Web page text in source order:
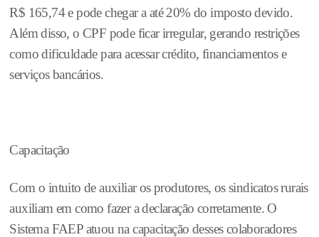
R$ 165,74 e pode chegar a até 20% do imposto devido.
Além disso, o CPF pode ficar irregular, gerando restrições
como dificuldade para acessar crédito, financiamentos e
serviços bancários.
Capacitação
Com o intuito de auxiliar os produtores, os sindicatos rurais
auxiliam em como fazer a declaração corretamente. O
Sistema FAEP atuou na capacitação desses colaboradores